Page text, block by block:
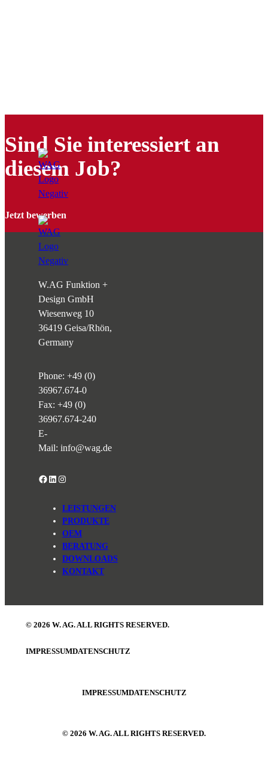
Sind Sie interessiert an
diesem Job?
Jetzt bewerben
W.AG Funktion +
Design GmbH
Wiesenweg 10
36419 Geisa/Rhön,
Germany
Phone: +49 (0)
36967.674-0
Fax: +49 (0)
36967.674-240
E-
Mail: info@wag.de
Facebook
LinkedIn
Instagram
LEISTUNGEN
PRODUKTE
OEM
BERATUNG
DOWNLOADS
KONTAKT
© 2026 W. AG. ALL RIGHTS RESERVED.
IMPRESSUMDATENSCHUTZ
IMPRESSUMDATENSCHUTZ
© 2026 W. AG. ALL RIGHTS RESERVED.